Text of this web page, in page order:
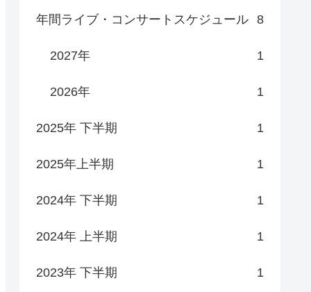
年間ライブ・コンサートスケジュール 8
2027年 1
2026年 1
2025年 下半期 1
2025年上半期 1
2024年 下半期 1
2024年 上半期 1
2023年 下半期 1